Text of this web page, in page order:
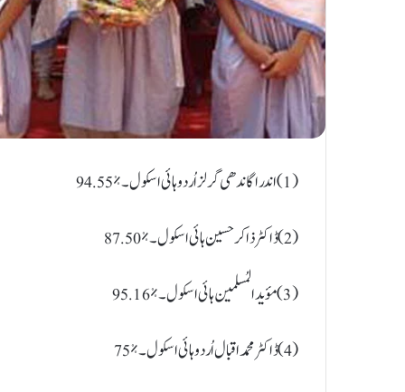
(1) اندرا گاندھی گرلز اُردو ہائی اسکول ۔ %94.55
(2) ڈاکٹر ذاکر حسین ہائی اسکول ۔ %87.50
(3) مؤيدالمُسلمین ہائی اسکول ۔ %95.16
(4) ڈاکٹر محمد اقبال اُردو ہائی اسکول ۔ %75